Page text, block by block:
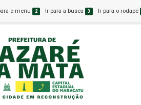
o menu 2 Ir para a busca 3 Ir para o rodapé